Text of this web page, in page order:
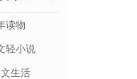
读物
轻小说
生活